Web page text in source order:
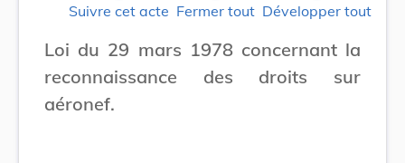
Suivre cet acte Fermer tout Développer tout
Loi du 29 mars 1978 concernant la
reconnaissance des droits sur
aéronef.